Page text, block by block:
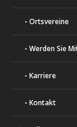
Ortsvereine
Werden Sie
Karriere
Kontakt